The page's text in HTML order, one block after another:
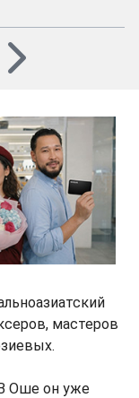
мастеров
Оше он уже